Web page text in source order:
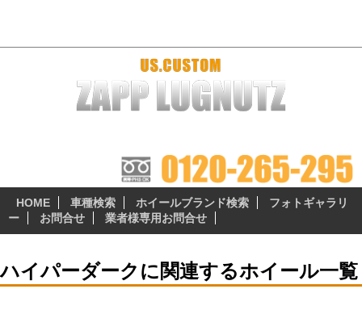
HOME 車種検索 ホイールブランド検索
フォトギャラリ
ー
お問合せ 業者様専用お問合せ
ハイパーダークに関連するホイール一覧